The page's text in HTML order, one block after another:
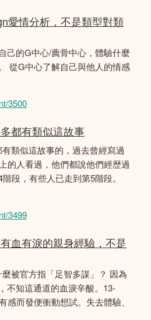
愛情分析，不是類型對類
己的G中心/薦骨中心，體驗什麼
從G中心了解自己與他人的情感
3500
都有類似這故事
類似這故事的，過去曾經寫過
的人看過，他們都說他們經歴過
段，有些人已走到第5階段。
3499
血有淚的親身經驗，不是
被官方指「足智多謀」？ 因為
不知這通道的血淚辛酸。13-
感而發便衝動想試。失去體驗、